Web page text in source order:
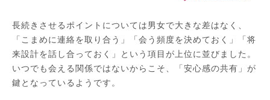
長続きさせるポイントについては男女で大きな差はなく、
「こまめに連絡を取り合う」「会う頻度を決めておく」「将
来設計を話し合っておく」という項目が上位に並びました。
いつでも会える関係ではないからこそ、「安心感の共有」が
鍵となっているようです。